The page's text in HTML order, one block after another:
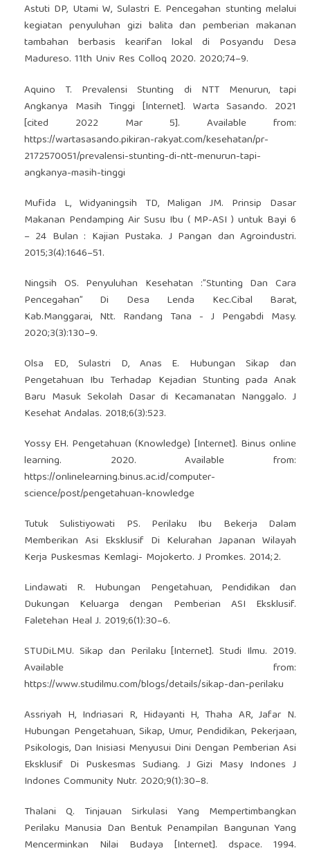
Astuti DP, Utami W, Sulastri E. Pencegahan stunting melalui
kegiatan penyuluhan gizi balita dan pemberian makanan
tambahan berbasis kearifan lokal di Posyandu Desa
Madureso. 11th Univ Res Colloq 2020. 2020;74–9.
Aquino T. Prevalensi Stunting di NTT Menurun, tapi
Angkanya Masih Tinggi [Internet]. Warta Sasando. 2021
[cited 2022 Mar 5]. Available from:
https://wartasasando.pikiran-rakyat.com/kesehatan/pr-
2172570051/prevalensi-stunting-di-ntt-menurun-tapi-
angkanya-masih-tinggi
Mufida L, Widyaningsih TD, Maligan JM. Prinsip Dasar
Makanan Pendamping Air Susu Ibu ( MP-ASI ) untuk Bayi 6
– 24 Bulan : Kajian Pustaka. J Pangan dan Agroindustri.
2015;3(4):1646–51.
Ningsih OS. Penyuluhan Kesehatan :”Stunting Dan Cara
Pencegahan” Di Desa Lenda Kec.Cibal Barat,
Kab.Manggarai, Ntt. Randang Tana - J Pengabdi Masy.
2020;3(3):130–9.
Olsa ED, Sulastri D, Anas E. Hubungan Sikap dan
Pengetahuan Ibu Terhadap Kejadian Stunting pada Anak
Baru Masuk Sekolah Dasar di Kecamanatan Nanggalo. J
Kesehat Andalas. 2018;6(3):523.
Yossy EH. Pengetahuan (Knowledge) [Internet]. Binus online
learning. 2020. Available from:
https://onlinelearning.binus.ac.id/computer-
science/post/pengetahuan-knowledge
Tutuk Sulistiyowati PS. Perilaku Ibu Bekerja Dalam
Memberikan Asi Eksklusif Di Kelurahan Japanan Wilayah
Kerja Puskesmas Kemlagi- Mojokerto. J Promkes. 2014;2.
Lindawati R. Hubungan Pengetahuan, Pendidikan dan
Dukungan Keluarga dengan Pemberian ASI Eksklusif.
Faletehan Heal J. 2019;6(1):30–6.
STUDiLMU. Sikap dan Perilaku [Internet]. Studi Ilmu. 2019.
Available from:
https://www.studilmu.com/blogs/details/sikap-dan-perilaku
Assriyah H, Indriasari R, Hidayanti H, Thaha AR, Jafar N.
Hubungan Pengetahuan, Sikap, Umur, Pendidikan, Pekerjaan,
Psikologis, Dan Inisiasi Menyusui Dini Dengan Pemberian Asi
Eksklusif Di Puskesmas Sudiang. J Gizi Masy Indones J
Indones Community Nutr. 2020;9(1):30–8.
Thalani Q. Tinjauan Sirkulasi Yang Mempertimbangkan
Perilaku Manusia Dan Bentuk Penampilan Bangunan Yang
Mencerminkan Nilai Budaya [Internet]. dspace. 1994.